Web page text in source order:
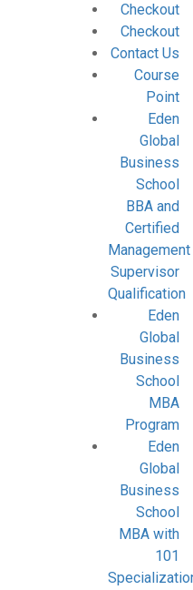
Checkout
Checkout
Contact Us
Course
Point
Eden
Global
Business
School
BBA and
Certified
Management
Supervisor
Qualification
Eden
Global
Business
School
MBA
Program
Eden
Global
Business
School
MBA with
101